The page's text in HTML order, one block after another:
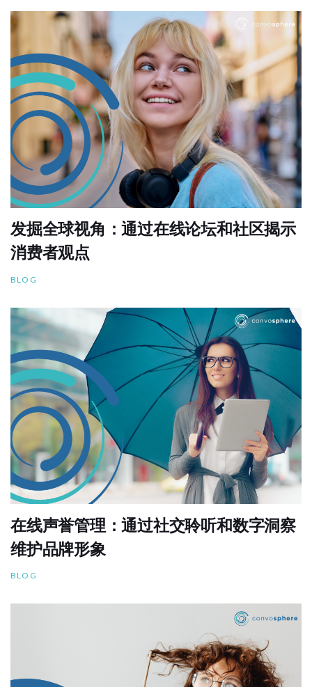
发掘全球视角：通过在线论坛和社区揭示
消费者观点
BLOG
在线声誉管理：通过社交聆听和数字洞察
维护品牌形象
BLOG